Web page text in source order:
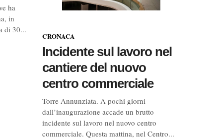
ha
in
di 30...
CRONACA
Incidente sul lavoro nel
cantiere del nuovo
centro commerciale
Torre Annunziata. A pochi giorni
dall’inaugurazione accade un brutto
incidente sul lavoro nel nuovo centro
commerciale. Questa mattina, nel Centro...